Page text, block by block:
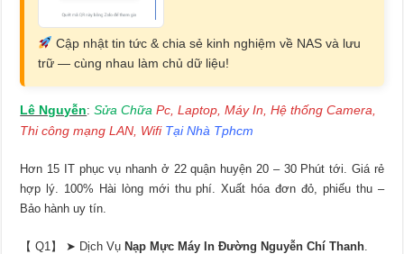
Cập nhật tin tức & chia sẻ kinh nghiệm về NAS và lưu
trữ — cùng nhau làm chủ dữ liệu!
Lê Nguyễn:Sửa Chữa Pc, Laptop, Máy In, Hệ thống Camera,
Thi công mạng LAN, Wifi Tại Nhà Tphcm
Hơn 15 IT phục vụ nhanh ở 22 quận huyện 20 – 30 Phút tới. Giá rẻ
hợp lý. 100% Hài lòng mới thu phí. Xuất hóa đơn đỏ, phiếu thu –
Bảo hành uy tín.
【 Q1】 ➤ Dịch VụNạp Mực Máy In Đường Nguyễn Chí Thanh